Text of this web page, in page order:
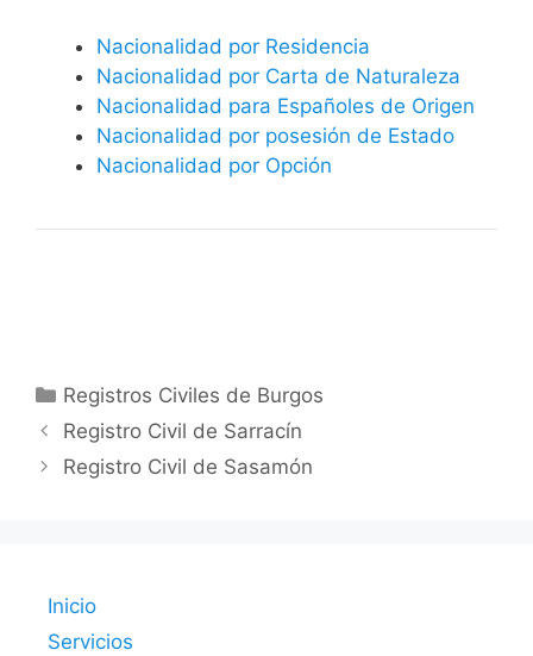
Nacionalidad por Residencia
Nacionalidad por Carta de Naturaleza
Nacionalidad para Españoles de Origen
Nacionalidad por posesión de Estado
Nacionalidad por Opción
Categorías
Registros Civiles de Burgos
Registro Civil de Sarracín
Registro Civil de Sasamón
Inicio
Servicios